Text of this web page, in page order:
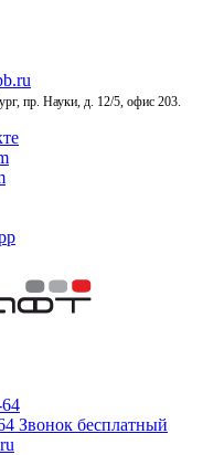
пр. Науки, д. 12/5, офис 203.
Звонок бесплатный